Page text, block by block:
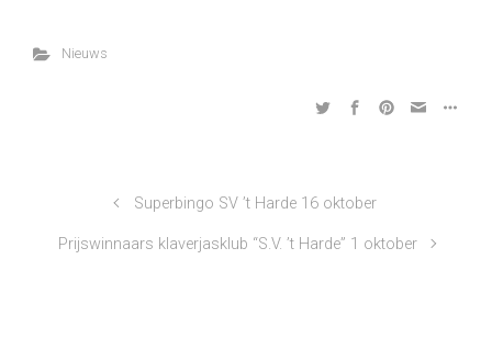
Nieuws
Superbingo SV ’t Harde 16 oktober
Prijswinnaars klaverjasklub “S.V. ’t Harde” 1 oktober